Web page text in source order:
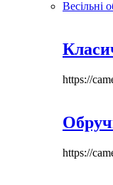
Весільні
https://
https://